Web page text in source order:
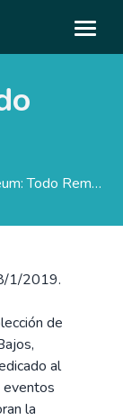
Rijksmuseum: Todo Rembrandt
1/2019.
de
al
eventos
la